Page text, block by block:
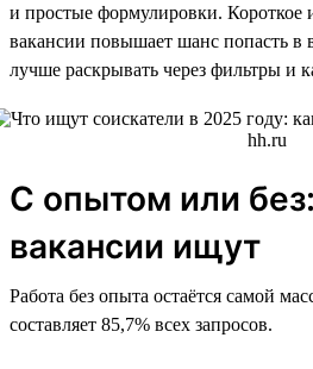
и простые формулировки. Короткое
вакансии повышает шанс попасть в
лучше раскрывать через фильтры и
С опытом или
вакансии ищут
Работа без опыта остаётся самой
составляет 85,7% всех запросов.